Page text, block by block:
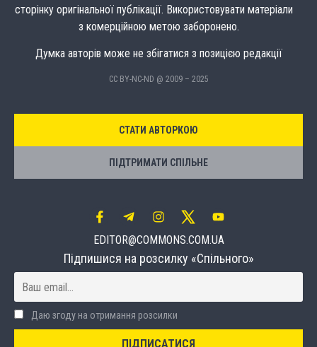
сторінку оригінальної публікації. Використовувати матеріали
з комерційною метою заборонено.
Думка авторів може не збігатися з позицією редакції
CC BY-NC-ND @ 2009 – 2025
СТАТИ АВТОРКОЮ
ПІДТРИМАТИ СПІЛЬНЕ
EDITOR@COMMONS.COM.UA
Підпишися на розсилку «Спільного»
Даю згоду на отримання розсилки